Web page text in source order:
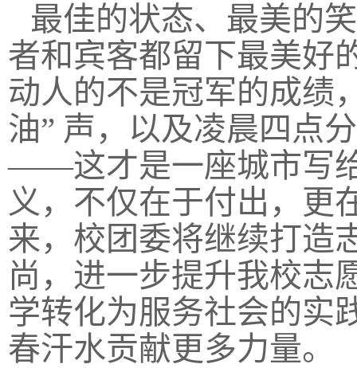
最佳的状态、最美的
者和宾客都留下最美好
动人的不是冠军的成绩
油” 声，以及凌晨四点
——这才是一座城市写
义，不仅在于付出，更
来，校团委将继续打造
尚，进一步提升我校志
学转化为服务社会的实
春汗水贡献更多力量。